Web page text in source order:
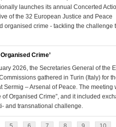
launches its annual Concerted
of the 32 European Justice and Peace
organised crime - tackling the challenge
Crime’
2026, the Secretaries General of the
gathered in Turin (Italy) for
Sermig – Arsenal of Peace. The meeting
of Organised Crime”, and it included
and transnational challenge.